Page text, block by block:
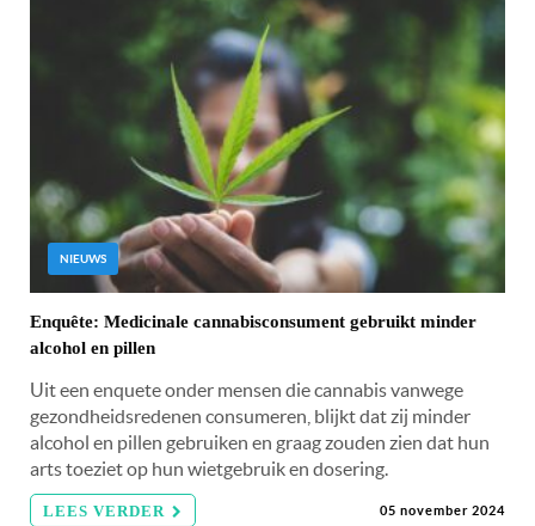
NIEUWS
Enquête: Medicinale cannabisconsument gebruikt minder
alcohol en pillen
Uit een enquete onder mensen die cannabis vanwege
gezondheidsredenen consumeren, blijkt dat zij minder
alcohol en pillen gebruiken en graag zouden zien dat hun
arts toeziet op hun wietgebruik en dosering.
LEES VERDER 05 november 2024